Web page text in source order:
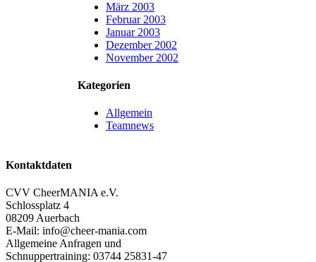
März 2003
Februar 2003
Januar 2003
Dezember 2002
November 2002
Kategorien
Allgemein
Teamnews
Kontaktdaten
CVV CheerMANIA e.V.
Schlossplatz 4
08209 Auerbach
E-Mail: info@cheer-mania.com
Allgemeine Anfragen und
Schnuppertraining: 03744 25831-47